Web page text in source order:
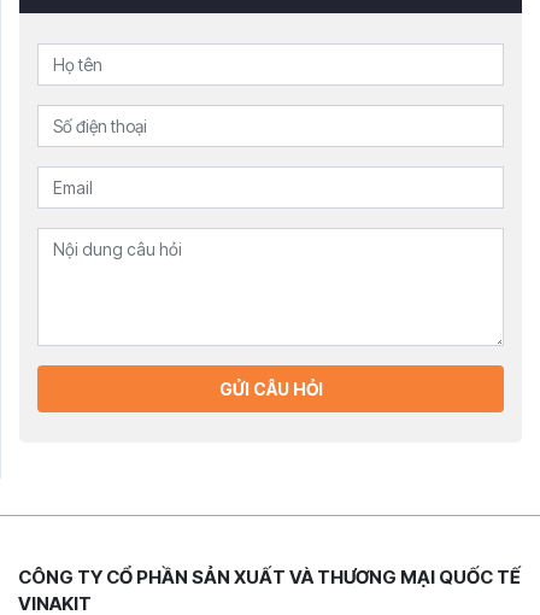
GỬI CÂU HỎI
CÔNG TY CỔ PHẦN SẢN XUẤT VÀ THƯƠNG MẠI QUỐC TẾ
VINAKIT